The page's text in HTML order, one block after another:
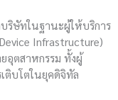
ริษัทในฐานะผู้ให้บริการ
Infrastructure)
อุตสาหกรรม ทั้งผู้
ติบโตในยุคดิจิทัล